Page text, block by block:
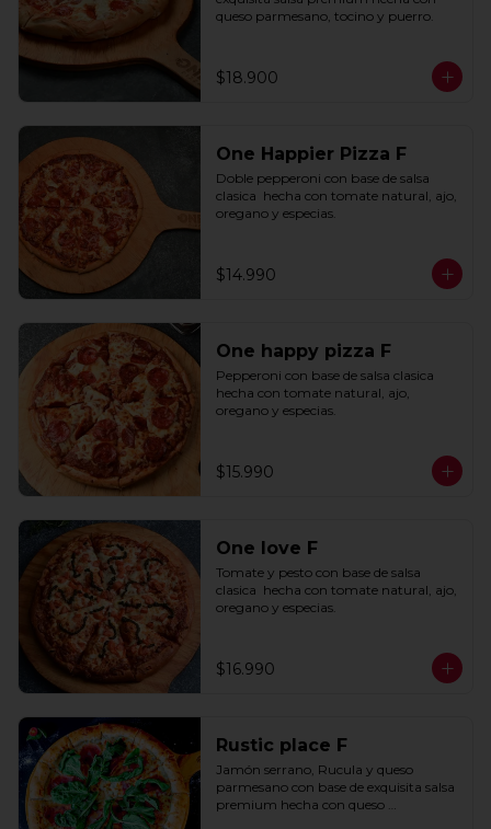
queso parmesano, tocino y puerro.
$18.900
One Happier Pizza F
Doble pepperoni con base de salsa
clasica  hecha con tomate natural, ajo,
oregano y especias.
$14.990
One happy pizza F
Pepperoni con base de salsa clasica
hecha con tomate natural, ajo,
oregano y especias.
$15.990
One love F
Tomate y pesto con base de salsa
clasica  hecha con tomate natural, ajo,
oregano y especias.
$16.990
Rustic place F
Jamón serrano, Rucula y queso
parmesano con base de exquisita salsa
premium hecha con queso